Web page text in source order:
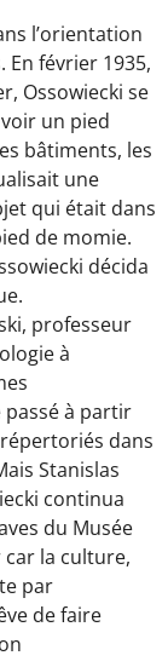
l’orientation
En février 1935,
Ossowiecki se
un pied
bâtiments, les
une
qui était dans
de momie.
décida
professeur
à
à partir
dans
Stanislas
continua
du Musée
car la culture,
par
de faire